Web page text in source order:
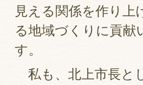
見える関係を作り
る地域づくりに貢
す。
私も、北上市長と